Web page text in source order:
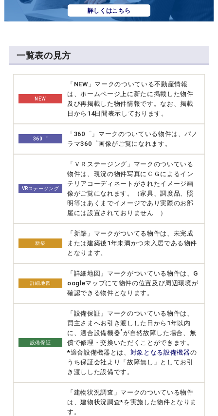
詳しくはこちら
一覧表の見方
NEW
「NEW」マークのついている不動産情報
は、ホームページ上に新たに掲載した物件
及び再掲載した物件情報です。なお、掲載
日から14日間表示しております。
360゜
「360゜」マークのついている物件は、パノ
ラマ360゜画像がご覧になれます。
VRステージング
「ＶＲステージング」マークのついている
物件は、現況の物件写真にＣＧによるイン
テリアコーディネートがされたイメージ画
像がご覧になれます。（家具、調度品、照
明等はあくまでイメージであり実際のお部
屋には設置されておりません ）
新築
「新築」マークがついてる物件は、未完成
または建築後1年未満かつ未入居である物件
となります。
詳細地図
「詳細地図」マークがついている物件は、G
oogleマップにて物件の位置及び周辺環境が
確認できる物件となります。
設備保証
「設備保証」マークのついている物件は、
買主さまへお引き渡しした日から1年以内
に、適合設備機器*が自然故障した場合、無
償で修理・交換いただくことができます。
*適合設備機器とは、 対象となる設備機器の
うち保証会社より「故障無し」としてお引
き渡しした設備です。
「建物状況調査」マークのついている物件
は、建物状況調査*を実施した物件となりま
す。